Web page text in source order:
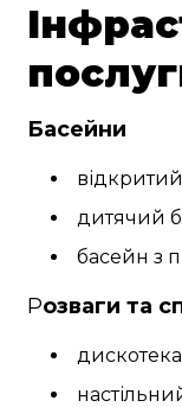
Басейни
дитячий
басейн з
Розваги та
дискотека